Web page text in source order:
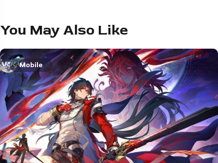
You May Also Like
Mobile